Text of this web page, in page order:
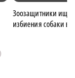
Зоозащитники ищут
избиения собаки в